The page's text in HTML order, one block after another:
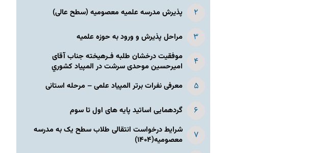
پذیرش مدرسه علمیه معصومیه‌ (سطح عالی)
مراحل پذیرش و ورود به حوزه علمیه
موفقیت درخشان طلبه فـرهیخته جناب آقای
امیرحسین موحدی سرشت در المپياد كشوري
معرفی نفرات برتر المپیاد علمی – مرحله استانی
گردهمایی اساتید پایه های اول تا سوم
شرایط درخواست انتقالی طلاب سطح یک به مدرسه
معصومیه(۱۴۰۴)